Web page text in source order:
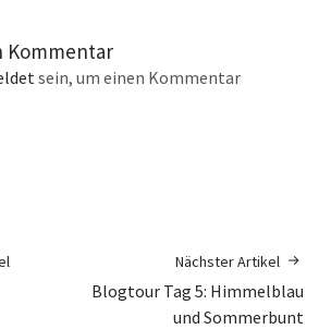
Kommentar
sein, um einen Kommentar
Nächster Artikel
Blogtour Tag 5: Himmelblau
und Sommerbunt